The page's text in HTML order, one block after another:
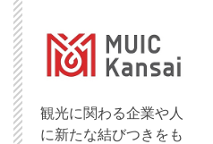
観光に関わる企業や人
に新たな結びつきをも